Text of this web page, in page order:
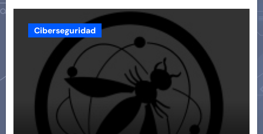
Ciberseguridad